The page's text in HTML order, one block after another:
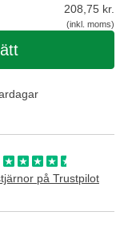
208,75 kr.
(inkl. moms)
på Trustpilot